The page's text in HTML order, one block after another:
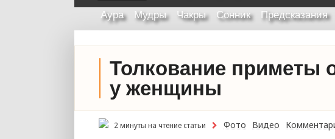
Аура Мудры Чакры Сонник Предсказания
Толкование приметы
у женщины
2 минуты на чтение статьи Фото Видео